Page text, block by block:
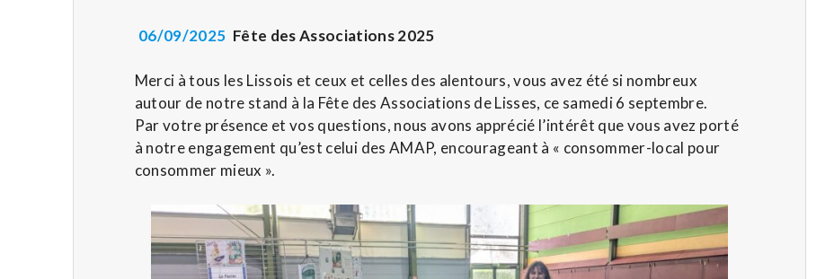
06/09/2025 Fête des Associations 2025
Merci à tous les Lissois et ceux et celles des alentours, vous avez été si nombreux
autour de notre stand à la Fête des Associations de Lisses, ce samedi 6 septembre.
Par votre présence et vos questions, nous avons apprécié l’intérêt que vous avez porté
à notre engagement qu’est celui des AMAP, encourageant à « consommer-local pour
consommer mieux ».